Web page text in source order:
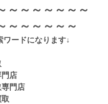
～～～～～～～
～～～～～～
ワードになります↓
店
門店